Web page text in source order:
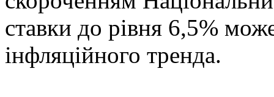
ставки до рівня 6,5%
інфляційного тренда.